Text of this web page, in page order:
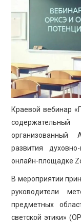
Краевой вебинар
развития
онлайн-площадке
В мероприятии
руководители
предметных
светской этики»